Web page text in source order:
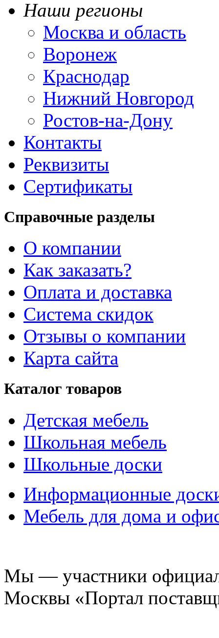
Наши регионы
Москва и область
Воронеж
Краснодар
Нижний Новгород
Ростов-на-Дону
Контакты
Реквизиты
Сертификаты
Справочные разделы
О компании
Как заказать?
Оплата и доставка
Система скидок
Отзывы о компании
Карта сайта
Каталог товаров
Детская мебель
Школьная мебель
Школьные доски
Информационные
Мебель для дома и
Мы — участники
Москвы «Портал